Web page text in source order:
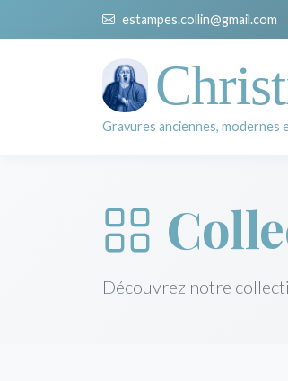
estampes.collin@gmail.com
Gravures anciennes, modernes
Découvrez notre